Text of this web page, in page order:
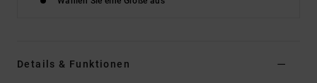
Details & Funktionen